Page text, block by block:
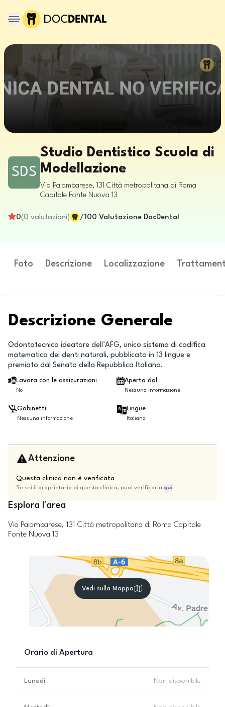
SDS
Studio Dentistico Scuola di
Modellazione
Via Palombarese, 131 Città metropolitana di Roma
Capitale Fonte Nuova 13
0(0 valutazioni) /100 Valutazione DocDental
Foto Descrizione Localizzazione
Descrizione Generale
Odontotecnico ideatore dell’AFG, unico sistema di codifica
matematica dei denti naturali, pubblicato in 13 lingue e
premiato dal Senato della Repubblica Italiana.
Lavora con le assicurazioni
No
Aperta dal
Nessuna informazione
Gabinetti
Nessuna informazione
Lingue
Italiano
Attenzione
Questa clinica non è verificata
Se sei il proprietario di questa clinica, puoi verificarla qui
Esplora l'area
Via Palombarese, 131 Città metropolitana di Roma Capitale
Fonte Nuova 13
Vedi sulla Mappa
Orario di Apertura
Lunedì Non disponibile